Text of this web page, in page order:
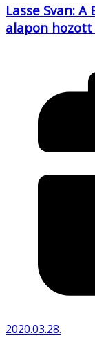
Lasse Svan:
alapon
2020.03.28.